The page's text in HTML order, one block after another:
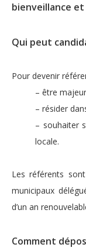
bienveillance
Qui peut
Pour devenir
– être
– résider
– souhaiter
locale.
Les référents
municipaux
d’un an
Comment